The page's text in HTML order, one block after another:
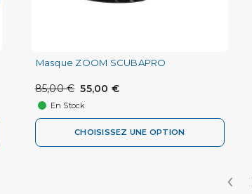
Masque ZOOM SCUBAPRO
85,00 € 55,00 €
En Stock
CHOISISSEZ UNE OPTION
‹